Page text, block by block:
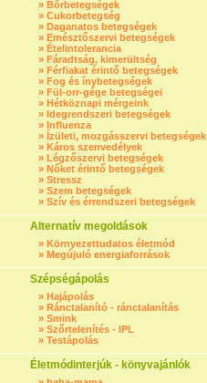
» Bőrbetegségek
» Cukorbetegség
» Daganatos betegségek
» Emésztőszervi betegségek
» Ételintolerancia
» Fáradtság, kimerültség
» Férfiakat érintő betegségek
» Fog és ínybetegségek
» Fül-orr-gége betegségei
» Hétköznapi mérgeink
» Idegrendszeri betegségek
» Influenza
» Ízületi, mozgásszervi betegségek
» Káros szenvedélyek
» Légzőszervi betegségek
» Nőket érintő betegségek
» Stressz
» Szem betegségek
» Szív és érrendszeri betegségek
Alternatív megoldások
» Környezettudatos életmód
» Megújuló energiaforrások
Szépségápolás
» Hajápolás
» Ránctalanító - ránctalanítás
» Smink
» Szőrtelenítés - IPL
» Testápolás
Életmódinterjúk - könyvajánlók